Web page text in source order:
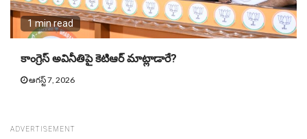
1 min read
కాంగ్రెస్ అవినీతిపై కెటిఆర్ మాట్లాడారే?
ఆగస్ట్ 7, 2026
ADVERTISEMENT